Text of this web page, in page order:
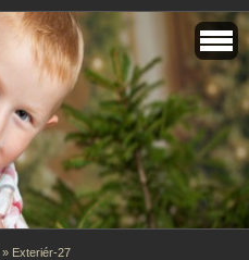
» Exteriér-27